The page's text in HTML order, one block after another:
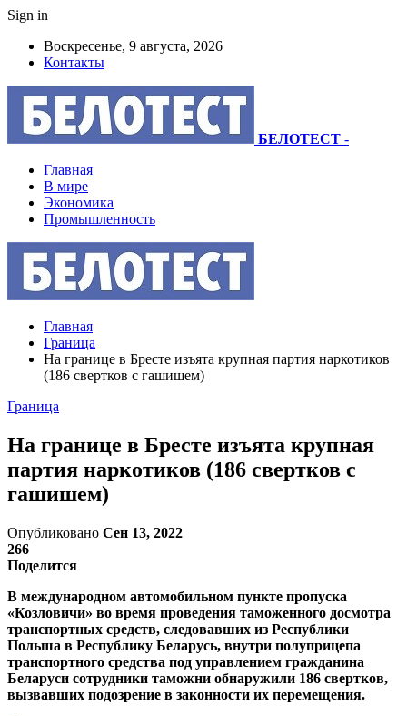
Sign in
Воскресенье, 9 августа, 2026
Контакты
БЕЛОТЕСТ -
Главная
В мире
Экономика
Промышленность
Главная
Граница
На границе в Бресте изъята крупная партия наркотиков
(186 свертков с гашишем)
Граница
На границе в Бресте изъята крупная
партия наркотиков (186 свертков с
гашишем)
Опубликовано Сен 13, 2022
266
Поделится
В международном автомобильном пункте пропуска
«Козловичи» во время проведения таможенного досмотра
транспортных средств, следовавших из Республики
Польша в Республику Беларусь, внутри полуприцепа
транспортного средства под управлением гражданина
Беларуси сотрудники таможни обнаружили 186 свертков,
вызвавших подозрение в законности их перемещения.